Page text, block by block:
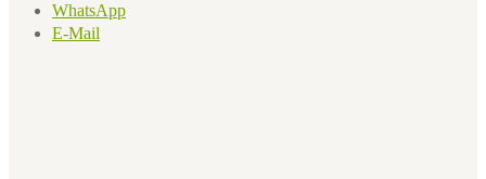
WhatsApp
E-Mail